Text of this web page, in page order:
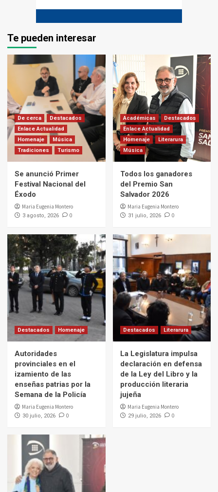
Te pueden interesar
De cerca
Destacados
Enlace Actualidad
Homenaje
Música
Tradiciones
Turismo
Se anunció Primer
Festival Nacional del
Éxodo
Maria Eugenia Montero
3 agosto, 2026 0
Académicas
Destacados
Enlace Actualidad
Homenaje
Literarura
Música
Todos los ganadores
del Premio San
Salvador 2026
Maria Eugenia Montero
31 julio, 2026 0
Destacados Homenaje
Autoridades
provinciales en el
izamiento de las
enseñas patrias por la
Semana de la Policía
Maria Eugenia Montero
30 julio, 2026 0
Destacados Literarura
La Legislatura impulsa
declaración en defensa
de la Ley del Libro y la
producción literaria
jujeña
Maria Eugenia Montero
29 julio, 2026 0